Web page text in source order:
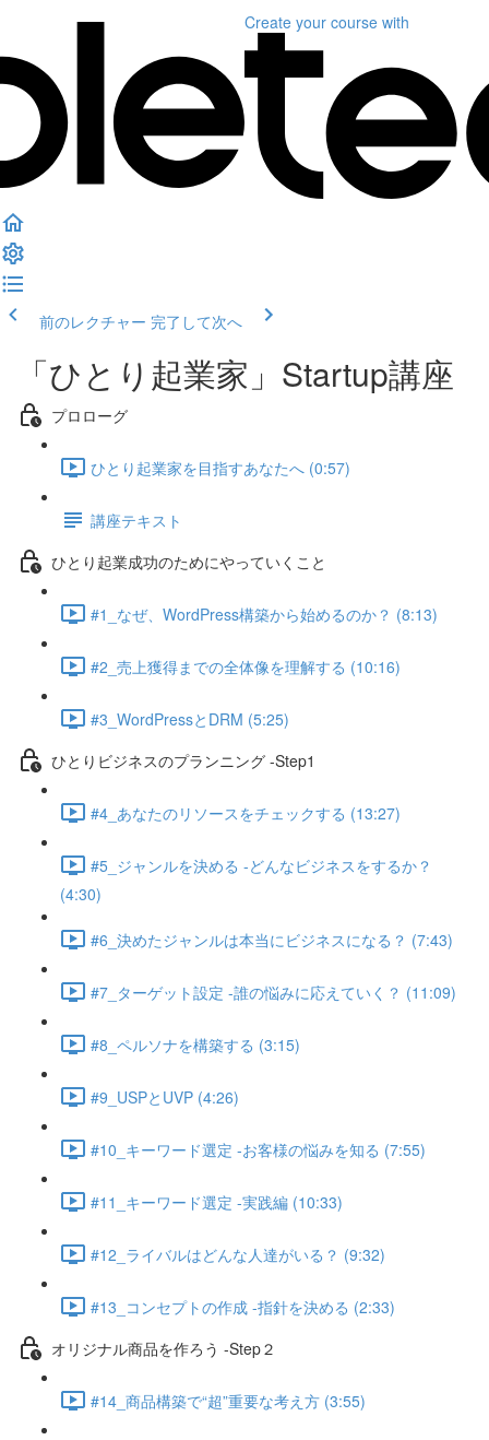
Create your course with
前のレクチャー 完了して次へ
「ひとり起業家」Startup講座
プロローグ
ひとり起業家を目指すあなたへ (0:57)
講座テキスト
ひとり起業成功のためにやっていくこと
#1_なぜ、WordPress構築から始めるのか？ (8:13)
#2_売上獲得までの全体像を理解する (10:16)
#3_WordPressとDRM (5:25)
ひとりビジネスのプランニング -Step1
#4_あなたのリソースをチェックする (13:27)
#5_ジャンルを決める -どんなビジネスをするか？
(4:30)
#6_決めたジャンルは本当にビジネスになる？ (7:43)
#7_ターゲット設定 -誰の悩みに応えていく？ (11:09)
#8_ペルソナを構築する (3:15)
#9_USPとUVP (4:26)
#10_キーワード選定 -お客様の悩みを知る (7:55)
#11_キーワード選定 -実践編 (10:33)
#12_ライバルはどんな人達がいる？ (9:32)
#13_コンセプトの作成 -指針を決める (2:33)
オリジナル商品を作ろう -Step２
#14_商品構築で“超”重要な考え方 (3:55)